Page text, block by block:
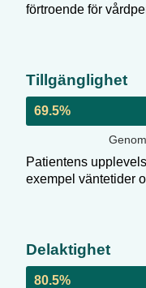
förtroende för
Tillgänglighet
69.5%
Patientens
exempel väntetider
Delaktighet
80.5%